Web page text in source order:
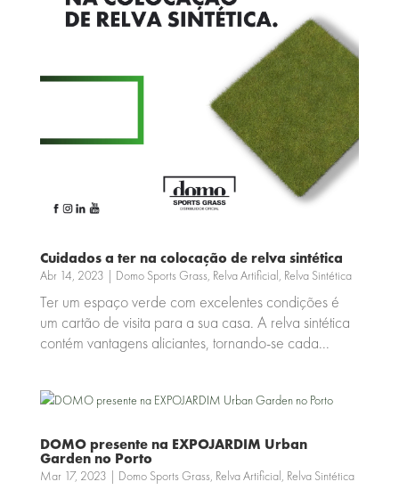
Cuidados a ter na colocação de relva sintética
Abr 14, 2023 | Domo Sports Grass, Relva Artificial Relva Sintética
Ter um espaço verde com excelentes condições é
um cartão de visita para a sua casa. A relva sintética
contém vantagens aliciantes, tornando-se cada...
DOMO presente na EXPOJARDIM Urban
Garden no Porto
Mar 17, 2023 | Domo Sports Grass, Relva Artificial Relva Sintética